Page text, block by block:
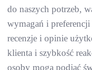
do naszych potrzeb,
wymagań i
recenzje i opinie
klienta i szybkość
osoby mogą podjąć